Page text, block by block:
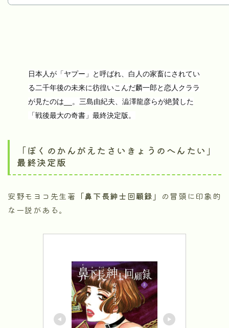
日本人が「ヤプー」と呼ばれ、白人の家畜にされてい
る二千年後の未来に彷徨いこんだ麟一郎と恋人クララ
が見たのは__。三島由紀夫、澁澤龍彦らが絶賛した
「戦後最大の奇書」最終決定版。
「ぼくのかんがえたさいきょうのへんたい」
最終決定版
安野モヨコ先生著 「鼻下長紳士回顧録」
の冒頭に印象的
な一説がある。